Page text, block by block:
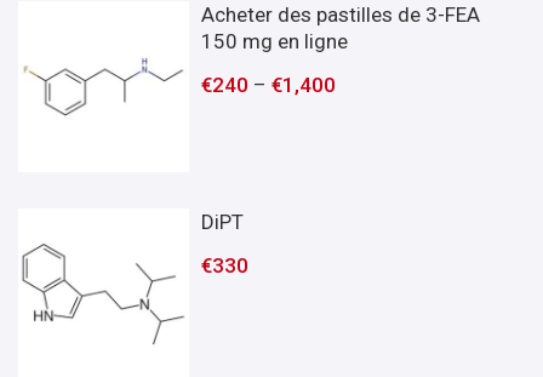
Acheter des pastilles de 3-FEA
150 mg en ligne
€240 –€1,400
DiPT
€330